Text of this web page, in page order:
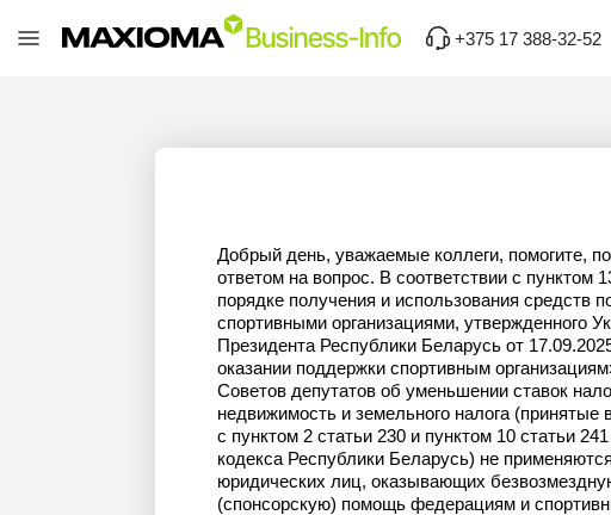
+375 17 388-32-52
Добрый день, уважаемые коллеги, помогите,
ответом на вопрос. В соответствии с пунктом
порядке получения и использования средств
спортивными организациями, утвержденного
Президента Республики Беларусь от
оказании поддержки спортивным
Советов депутатов об уменьшении ставок
недвижимость и земельного налога (принятые
с пунктом 2 статьи 230 и пунктом 10 статьи
кодекса Республики Беларусь) не
юридических лиц, оказывающих
(спонсорскую) помощь федерациям и